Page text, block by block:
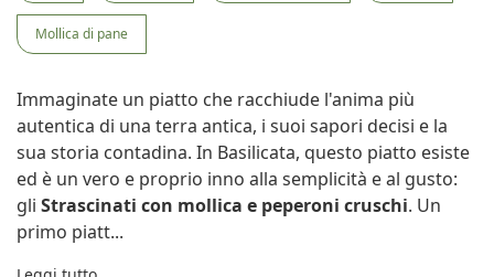
Mollica di pane
Immaginate un piatto che racchiude l'anima più
autentica di una terra antica, i suoi sapori decisi e la
sua storia contadina. In Basilicata, questo piatto esiste
ed è un vero e proprio inno alla semplicità e al gusto:
gli Strascinati con mollica e peperoni cruschi. Un
primo piatt...